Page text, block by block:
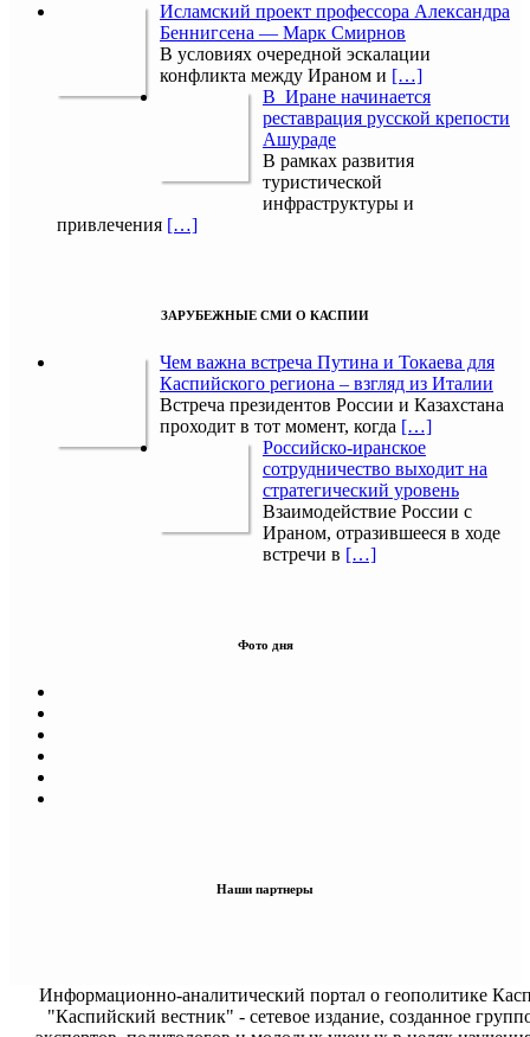
Исламский проект профессора Александра
Беннигсена — Марк Смирнов
В условиях очередной эскалации
конфликта между Ираном и […]
В Иране начинается
реставрация русской крепости
Ашураде
В рамках развития
туристической
инфраструктуры и
привлечения […]
ЗАРУБЕЖНЫЕ СМИ О КАСПИИ
Чем важна встреча Путина и Токаева для
Каспийского региона – взгляд из Италии
Встреча президентов России и Казахстана
проходит в тот момент, когда […]
Российско-иранское
сотрудничество выходит на
стратегический уровень
Взаимодействие России с
Ираном, отразившееся в ходе
встречи в […]
Фото дня
Наши партнеры
Информационно-аналитический портал о геополитике
"Каспийский вестник" - сетевое издание, созданное